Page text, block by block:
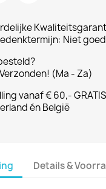
Niet
(Ma - Za)
vanaf € 60,-
én België
Details &